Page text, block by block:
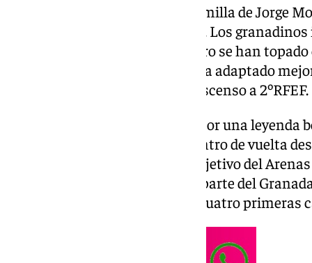
Adiós al sueño del Arenas de Armilla de Jorge
el Santa Eulalia de Ibiza por 5-2. Los
baleares tras el 0-0 de la ida, pero se han
casa ha sacado las garras y se ha adaptado
decisivo en el que se jugaba el ascenso a 2ºRFEF.
El equipo armillero entrenado por una leyenda
podido sacar adelante el encuentro de vuelta
mitad del partido en Ibiza. El objetivo del
equipo de la provincia, ya que aparte del
hay ningún equipo más en las cuatro primeras